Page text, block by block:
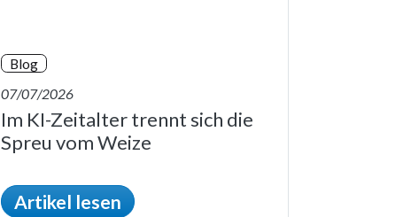
Blog
07/07/2026
Im KI-Zeitalter trennt sich die
Spreu vom Weize
Artikel lesen